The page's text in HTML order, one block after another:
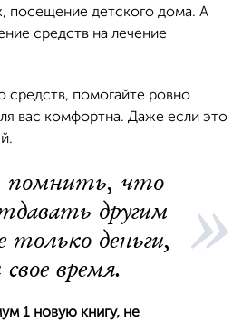
посещение детского дома. А
средств на лечение
средств, помогайте ровно
вас комфортна. Даже если это
помнить, что
другим
деньги,
время.
1 новую книгу, не